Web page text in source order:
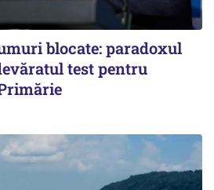
blocate: paradoxul
test pentru